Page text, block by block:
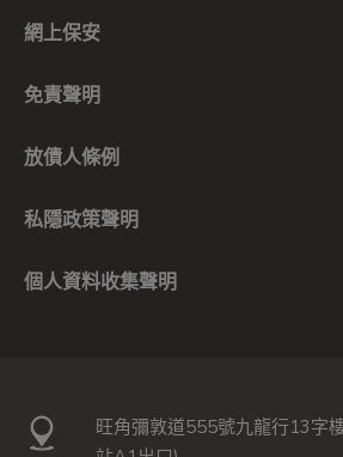
網上保安
免責聲明
放債人條例
私隱政策聲明
個人資料收集聲明
旺角彌敦道555號九龍行13字